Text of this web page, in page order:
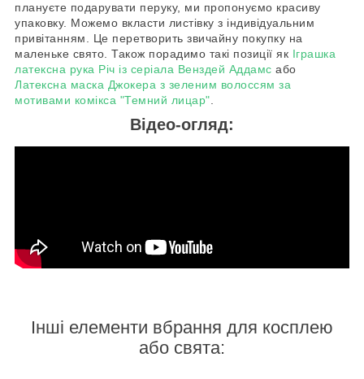
плануєте подарувати перуку, ми пропонуємо красиву
упаковку. Можемо вкласти листівку з індивідуальним
привітанням. Це перетворить звичайну покупку на
маленьке свято. Також порадимо такі позиції як Іграшка
латексна рука Річ із серіала Венздей Аддамс або
Латексна маска Джокера з зеленим волоссям за
мотивами комікса "Темний лицар"
Відео-огляд:
Інші елементи вбрання для косплею
або свята: